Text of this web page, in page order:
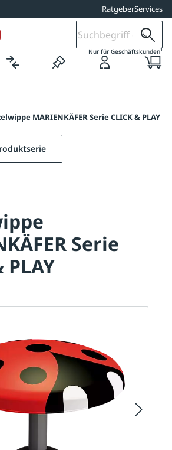
RatgeberServices
Nur für Geschäftskunden1
MARIENKÄFER Serie CLICK & PLAY
Serie
PLAY